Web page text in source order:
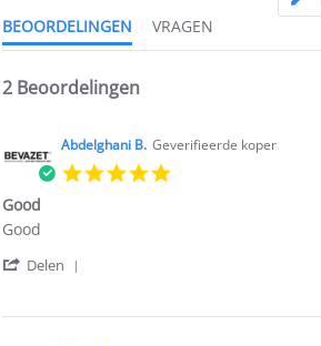
BEOORDELINGEN
VRAGEN
2 Beoordelingen
Abdelghani B. Geverifieerde koper
Good
Review
Abdelghani
30
review
Good
Good
Delen
by